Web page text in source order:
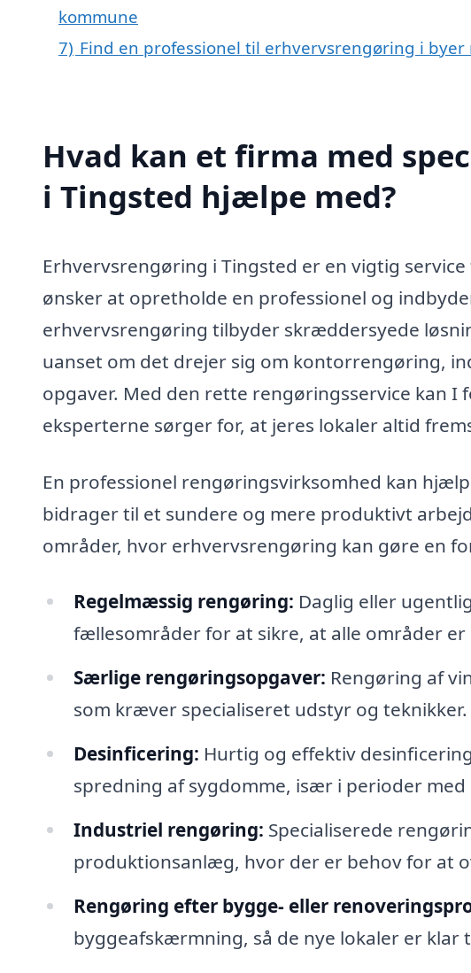
kommune
7) Find en professionel til erhvervsrengøring i
Hvad kan et firma med
i Tingsted hjælpe med?
Erhvervsrengøring i Tingsted er en vigtig
ønsker at opretholde en professionel og
erhvervsrengøring tilbyder skræddersyede
uanset om det drejer sig om kontorrengøring,
opgaver. Med den rette rengøringsservice kan I
eksperterne sørger for, at jeres lokaler altid
En professionel rengøringsvirksomhed kan
bidrager til et sundere og mere produktivt
områder, hvor erhvervsrengøring kan gøre en
Regelmæssig rengøring: Daglig eller
fællesområder for at sikre, at alle områder
Særlige rengøringsopgaver: Rengøring af
som kræver specialiseret udstyr og teknikker.
Desinficering: Hurtig og effektiv
spredning af sygdomme, især i perioder
Industriel rengøring: Specialiserede
produktionsanlæg, hvor der er behov for at
Rengøring efter bygge- eller
byggeafskærmning, så de nye lokaler er klar